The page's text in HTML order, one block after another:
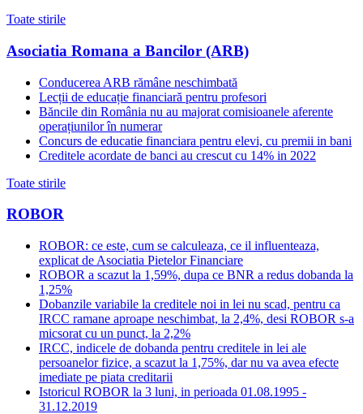
Toate stirile
Asociatia Romana a Bancilor (ARB)
Conducerea ARB rămâne neschimbată
Lecții de educație financiară pentru profesori
Băncile din România nu au majorat comisioanele aferente
operațiunilor în numerar
Concurs de educatie financiara pentru elevi, cu premii in bani
Creditele acordate de banci au crescut cu 14% in 2022
Toate stirile
ROBOR
ROBOR: ce este, cum se calculeaza, ce il influenteaza,
explicat de Asociatia Pietelor Financiare
ROBOR a scazut la 1,59%, dupa ce BNR a redus dobanda la
1,25%
Dobanzile variabile la creditele noi in lei nu scad, pentru ca
IRCC ramane aproape neschimbat, la 2,4%, desi ROBOR s-a
micsorat cu un punct, la 2,2%
IRCC, indicele de dobanda pentru creditele in lei ale
persoanelor fizice, a scazut la 1,75%, dar nu va avea efecte
imediate pe piata creditarii
Istoricul ROBOR la 3 luni, in perioada 01.08.1995 -
31.12.2019